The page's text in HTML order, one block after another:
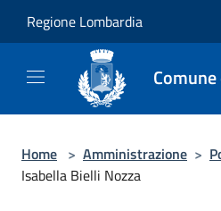
Regione Lombardia
Home > Amministrazione >
Isabella Bielli Nozza